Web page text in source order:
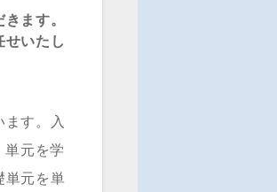
ます。
せいたし
す。入
単元を学
単元を単